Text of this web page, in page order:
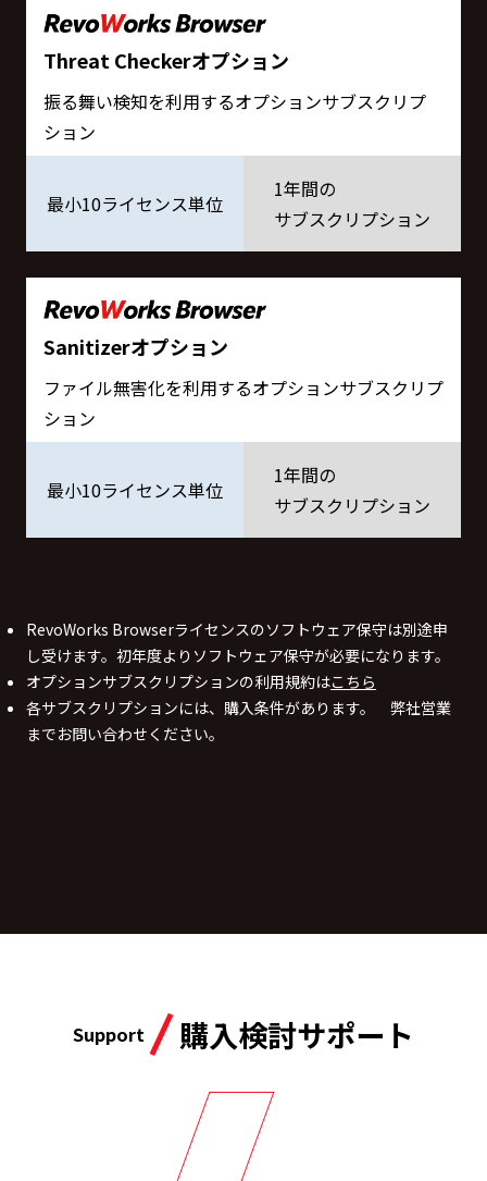
Threat Checkerオプション
振る舞い検知を利用するオプションサブスクリプ
ション
最小10ライセンス単位
1年間の
サブスクリプション
Sanitizerオプション
ファイル無害化を利用するオプションサブスクリプ
ション
最小10ライセンス単位
1年間の
サブスクリプション
RevoWorks Browserライセンスのソフトウェア保守は別途申
し受けます。初年度よりソフトウェア保守が必要になります。
オプションサブスクリプションの利用規約はこちら
各サブスクリプションには、購入条件があります。 弊社営業
までお問い合わせください。
Support 購入検討サポート